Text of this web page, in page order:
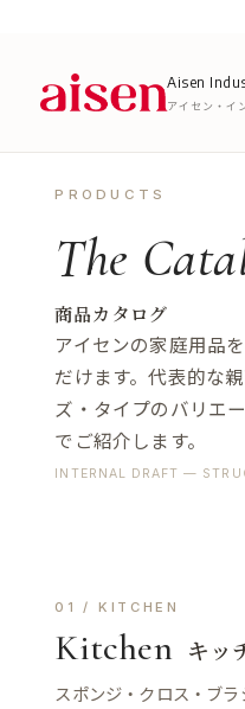
Aisen
アイセン・イ
PRODUCTS
The
商品カタログ
アイセンの家庭用品
だけます。代表的な
ズ・タイプのバリエ
でご紹介します。
INTERNAL DRAFT —
01 / KITCHEN
Kitchen キッ
スポンジ・クロス・ブ